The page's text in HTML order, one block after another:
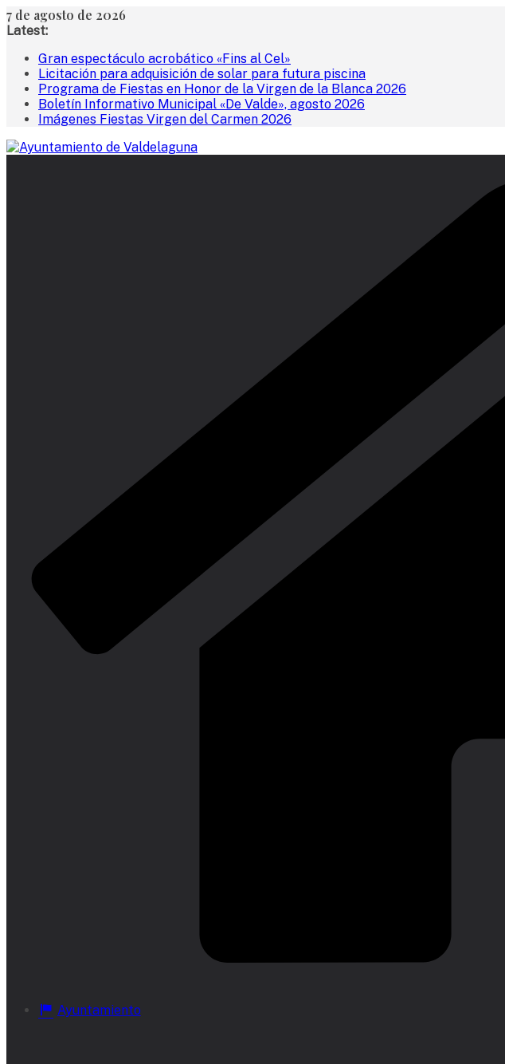
Saltar
al
7 de agosto de 2026
Latest:
Gran espectáculo acrobático «Fins al Cel»
Licitación para adquisición de solar para futura piscina
Programa de Fiestas en Honor de la Virgen de la Blanca 2026
Boletín Informativo Municipal «De Valde», agosto 2026
Imágenes Fiestas Virgen del Carmen 2026
Ayuntamiento